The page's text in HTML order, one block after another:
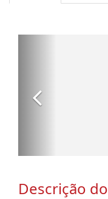
Descrição do